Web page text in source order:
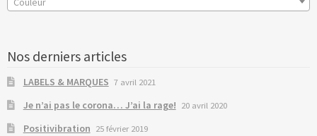
Nos derniers articles
LABELS & MARQUES 7 avril 2021
Je n’ai pas le corona… J’ai la rage! 20 avril 2020
Positivibration 25 février 2019